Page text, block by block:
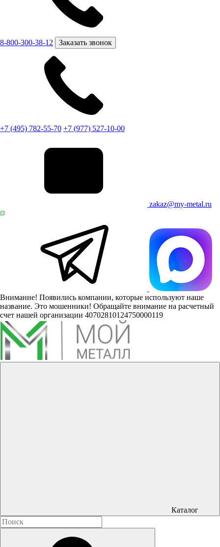
8-800-300-38-12 Заказать звонок
+7 (495) 782-55-70 +7 (977) 527-10-00
zakaz@my-metal.ru
Внимание! Появились компании, которые используют наше
название. Это мошенники! Обращайте внимание на расчетный
счет нашей организации 40702810124750000119
Каталог